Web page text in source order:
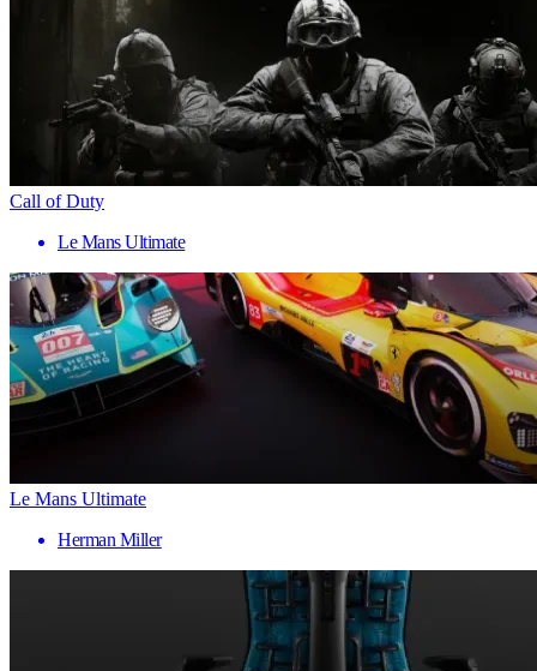
Call of Duty
Le Mans Ultimate
Le Mans Ultimate
Herman Miller